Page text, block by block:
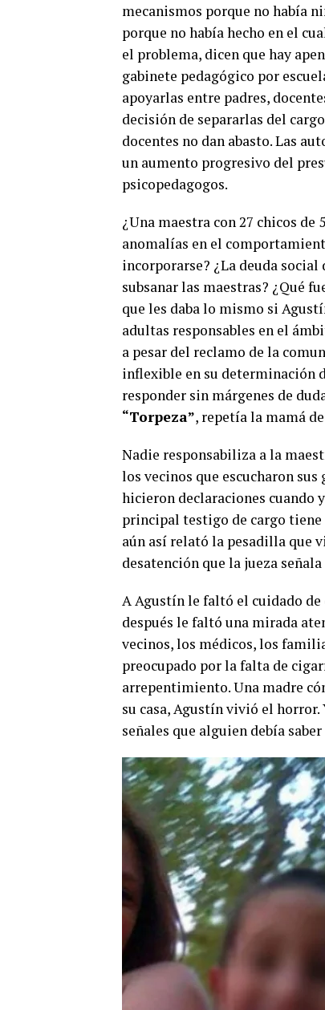
mecanismos porque no había
porque no había hecho en el
el problema, dicen que hay
gabinete pedagógico por
apoyarlas entre padres,
decisión de separarlas del
docentes no dan abasto. Las
un aumento progresivo del
psicopedagogos.
¿Una maestra con 27 chicos
anomalías en el
incorporarse? ¿La deuda
subsanar las maestras? ¿Qué
que les daba lo mismo si
adultas responsables en el
a pesar del reclamo de la
inflexible en su determinación
responder sin márgenes de
“Torpeza”, repetía la mamá
Nadie responsabiliza a la
los vecinos que escucharon
hicieron declaraciones cuando
principal testigo de cargo tiene
aún así relató la pesadilla que
desatención que la jueza
A Agustín le faltó el cuidado
después le faltó una mirada
vecinos, los médicos, los
preocupado por la falta de
arrepentimiento. Una madre
su casa, Agustín vivió el horror.
señales que alguien debía